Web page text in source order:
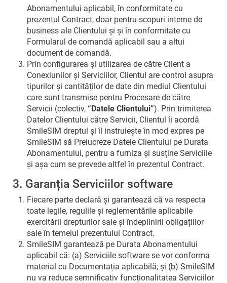
Abonamentului aplicabil, în conformitate cu
prezentul Contract, doar pentru scopuri interne de
business ale Clientului și și în conformitate cu
Formularul de comandă aplicabil sau a altui
document de comandă.
Prin configurarea și utilizarea de către Client a
Conexiunilor și Serviciilor, Clientul are control asupra
tipurilor și cantităților de date din mediul Clientului
care sunt transmise pentru Procesare de către
Servicii (colectiv, “Datele Clientului”). Prin trimiterea
Datelor Clientului către Servicii, Clientul îi acordă
SmileSIM dreptul și îl instruiește în mod expres pe
SmileSIM să Prelucreze Datele Clientului pe Durata
Abonamentului, pentru a furniza și susține Serviciile
și așa cum se prevede altfel în prezentul Contract.
3. Garanția Serviciilor software
Fiecare parte declară și garantează că va respecta
toate legile, regulile și reglementările aplicabile
exercitării drepturilor sale și îndeplinirii obligațiilor
sale în temeiul prezentului Contract.
SmileSIM garantează pe Durata Abonamentului
aplicabil că: (a) Serviciile software se vor conforma
material cu Documentația aplicabilă; și (b) SmileSIM
nu va reduce semnificativ funcționalitatea Serviciilor